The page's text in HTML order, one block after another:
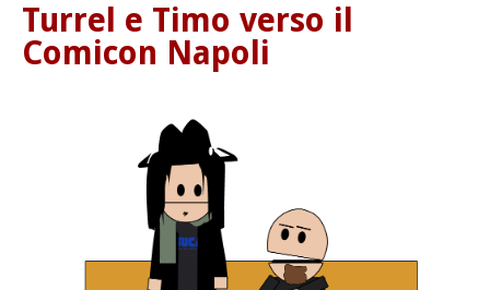
Turrel e Timo verso il
Comicon Napoli